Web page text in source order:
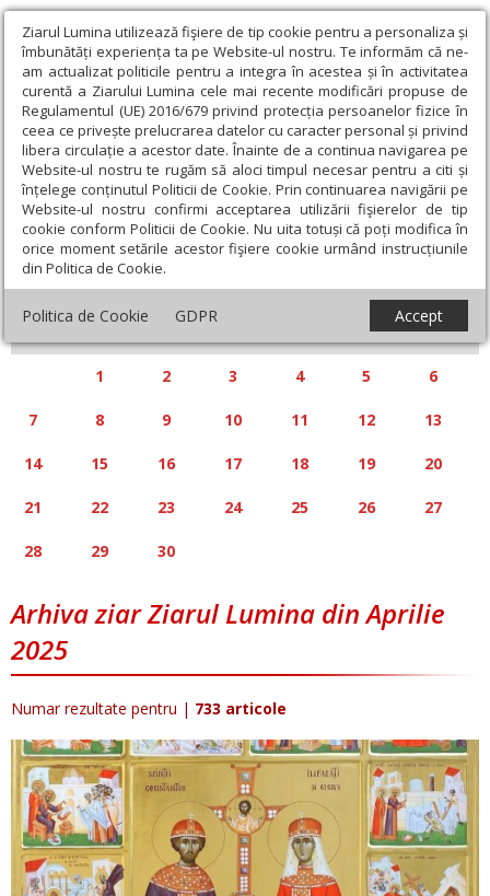
Ziarul Lumina utilizează fişiere de tip cookie pentru a personaliza și
îmbunătăți experiența ta pe Website-ul nostru. Te informăm că ne-
am actualizat politicile pentru a integra în acestea și în activitatea
curentă a Ziarului Lumina cele mai recente modificări propuse de
Regulamentul (UE) 2016/679 privind protecția persoanelor fizice în
ceea ce privește prelucrarea datelor cu caracter personal și privind
libera circulație a acestor date. Înainte de a continua navigarea pe
Website-ul nostru te rugăm să aloci timpul necesar pentru a citi și
înțelege conținutul Politicii de Cookie. Prin continuarea navigării pe
Website-ul nostru confirmi acceptarea utilizării fişierelor de tip
cookie conform Politicii de Cookie. Nu uita totuși că poți modifica în
orice moment setările acestor fişiere cookie urmând instrucțiunile
din Politica de Cookie.
Politica de Cookie GDPR Accept
Calendar articole
« »
APRILIE 2025
S D
1 2 3 4 5 6
7 8 9 10 11 12 13
14 15 16 17 18 19 20
21 22 23 24 25 26 27
28 29 30
Arhiva ziar Ziarul Lumina din Aprilie
2025
Numar rezultate pentru | 733 articole